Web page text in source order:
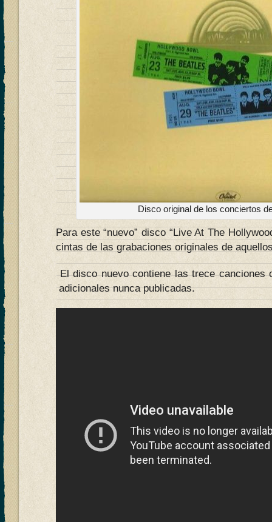
Disco original de los conciertos
Para este “nuevo” disco “Live At The
cintas de las grabaciones originales de
El disco nuevo contiene las trece canciones
adicionales nunca publicadas.